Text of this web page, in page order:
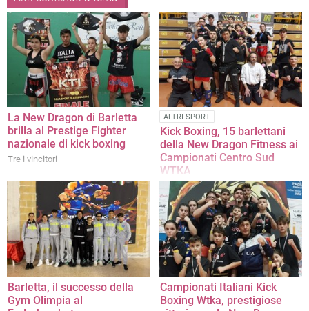
La New Dragon di Barletta
brilla al Prestige Fighter
nazionale di kick boxing
Tre i vincitori
ALTRI SPORT
Kick Boxing, 15 barlettani
della New Dragon Fitness ai
Campionati Centro Sud
WTKA
Gli atleti del maestro Nino
Vaccariello portano a casa 14
medaglie d'oro
Barletta, il successo della
Gym Olimpia al
Campionati Italiani Kick
Boxing Wtka, prestigiose